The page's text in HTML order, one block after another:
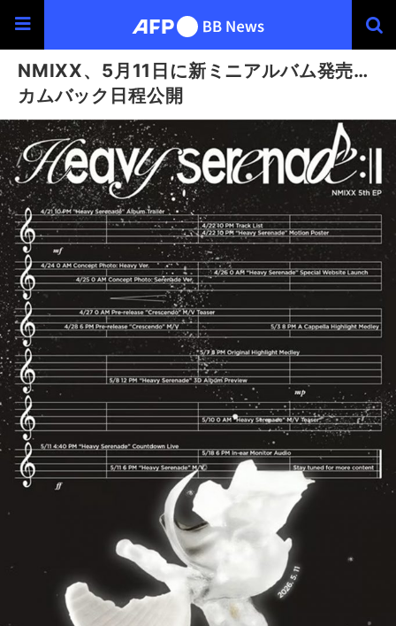
NMIXX、5月11日に新ミニアルバム発売…
カムバック日程公開